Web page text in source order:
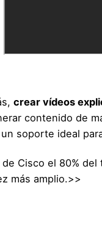
crear vídeos
contenido de
soporte ideal
Cisco el 80% del
más amplio.>>